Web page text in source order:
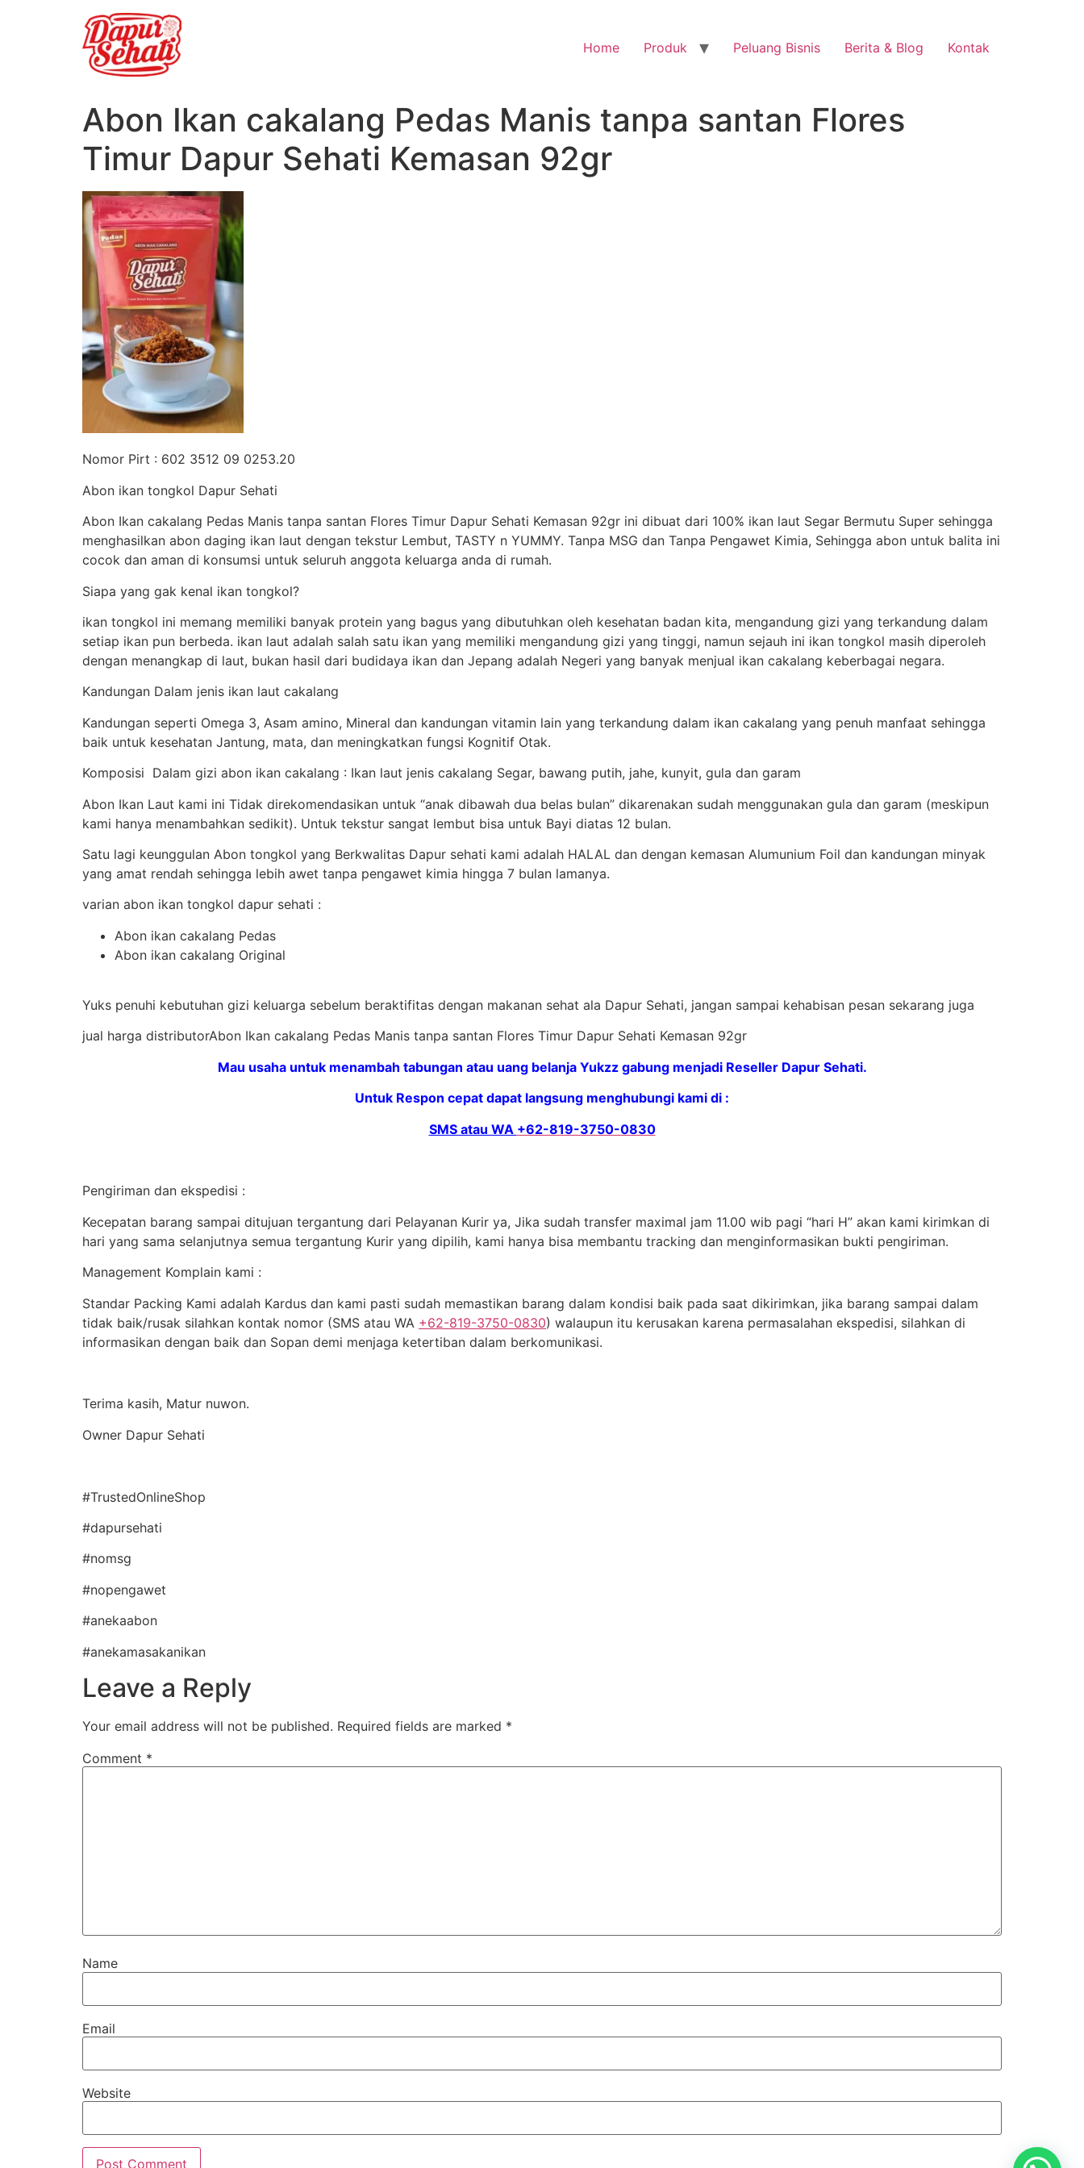
Home Produk Peluang Bisnis Berita & Blog Kontak
Abon Ikan cakalang Pedas Manis tanpa santan Flores
Timur Dapur Sehati Kemasan 92gr
Nomor Pirt : 602 3512 09 0253.20
Abon ikan tongkol Dapur Sehati
Abon Ikan cakalang Pedas Manis tanpa santan Flores Timur Dapur Sehati Kemasan 92gr ini dibuat dari 100% ikan laut Segar Bermutu Super sehingga
menghasilkan abon daging ikan laut dengan tekstur Lembut, TASTY n YUMMY. Tanpa MSG dan Tanpa Pengawet Kimia, Sehingga abon untuk balita ini
cocok dan aman di konsumsi untuk seluruh anggota keluarga anda di rumah.
Siapa yang gak kenal ikan tongkol?
ikan tongkol ini memang memiliki banyak protein yang bagus yang dibutuhkan oleh kesehatan badan kita, mengandung gizi yang terkandung dalam
setiap ikan pun berbeda. ikan laut adalah salah satu ikan yang memiliki mengandung gizi yang tinggi, namun sejauh ini ikan tongkol masih diperoleh
dengan menangkap di laut, bukan hasil dari budidaya ikan dan Jepang adalah Negeri yang banyak menjual ikan cakalang keberbagai negara.
Kandungan Dalam jenis ikan laut cakalang
Kandungan seperti Omega 3, Asam amino, Mineral dan kandungan vitamin lain yang terkandung dalam ikan cakalang yang penuh manfaat sehingga
baik untuk kesehatan Jantung, mata, dan meningkatkan fungsi Kognitif Otak.
Komposisi Dalam gizi abon ikan cakalang : Ikan laut jenis cakalang Segar, bawang putih, jahe, kunyit, gula dan garam
Abon Ikan Laut kami ini Tidak direkomendasikan untuk “anak dibawah dua belas bulan” dikarenakan sudah menggunakan gula dan garam (meskipun
kami hanya menambahkan sedikit). Untuk tekstur sangat lembut bisa untuk Bayi diatas 12 bulan.
Satu lagi keunggulan Abon tongkol yang Berkwalitas Dapur sehati kami adalah HALAL dan dengan kemasan Alumunium Foil dan kandungan minyak
yang amat rendah sehingga lebih awet tanpa pengawet kimia hingga 7 bulan lamanya.
varian abon ikan tongkol dapur sehati :
Abon ikan cakalang Pedas
Abon ikan cakalang Original
Yuks penuhi kebutuhan gizi keluarga sebelum beraktifitas dengan makanan sehat ala Dapur Sehati, jangan sampai kehabisan pesan sekarang juga
jual harga distributorAbon Ikan cakalang Pedas Manis tanpa santan Flores Timur Dapur Sehati Kemasan 92gr
Mau usaha untuk menambah tabungan atau uang belanja Yukzz gabung menjadi Reseller Dapur Sehati.
Untuk Respon cepat dapat langsung menghubungi kami di :
SMS atau WA +62-819-3750-0830
Pengiriman dan ekspedisi :
Kecepatan barang sampai ditujuan tergantung dari Pelayanan Kurir ya, Jika sudah transfer maximal jam 11.00 wib pagi “hari H” akan kami kirimkan di
hari yang sama selanjutnya semua tergantung Kurir yang dipilih, kami hanya bisa membantu tracking dan menginformasikan bukti pengiriman.
Management Komplain kami :
Standar Packing Kami adalah Kardus dan kami pasti sudah memastikan barang dalam kondisi baik pada saat dikirimkan, jika barang sampai dalam
tidak baik/rusak silahkan kontak nomor (SMS atau WA +62-819-3750-0830) walaupun itu kerusakan karena permasalahan ekspedisi, silahkan di
informasikan dengan baik dan Sopan demi menjaga ketertiban dalam berkomunikasi.
Terima kasih, Matur nuwon.
Owner Dapur Sehati
#TrustedOnlineShop
#dapursehati
#nomsg
#nopengawet
#anekaabon
#anekamasakanikan
Leave a Reply
Your email address will not be published. Required fields are marked *
Comment *
Name
Email
Website